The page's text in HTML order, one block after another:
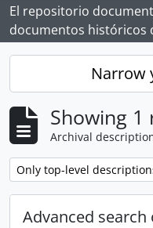
El repositorio
documentos históricos
Narrow
Showing 1
Archival
Remove filter:
Only top-level
Advanced search